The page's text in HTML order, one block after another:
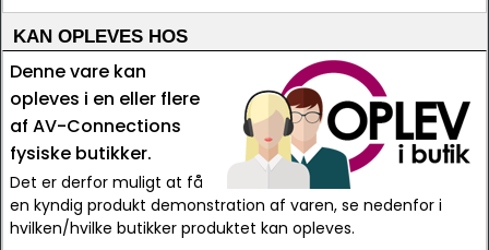
KAN OPLEVES HOS
Denne vare kan
opleves i en eller flere
af AV-Connections
fysiske butikker.
Det er derfor muligt at få
en kyndig produkt demonstration af varen, se nedenfor i
hvilken/hvilke butikker produktet kan opleves.